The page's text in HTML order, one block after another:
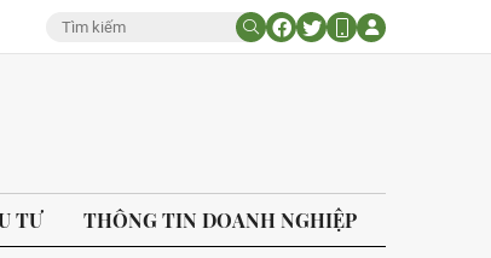
TƯ THÔNG TIN DOANH NGHIỆP